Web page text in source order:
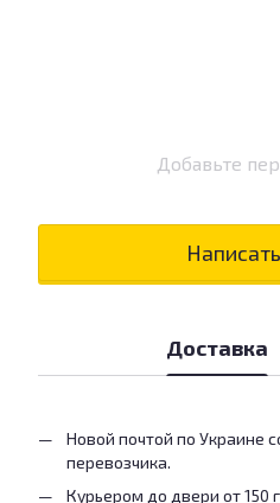
Добавьте
Доставка
Новой почтой по Украине
перевозчика.
Курьером до двери от 150